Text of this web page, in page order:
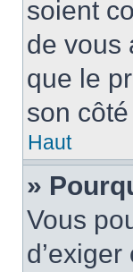
soient
de vous
que le
son
Haut
»
Vous